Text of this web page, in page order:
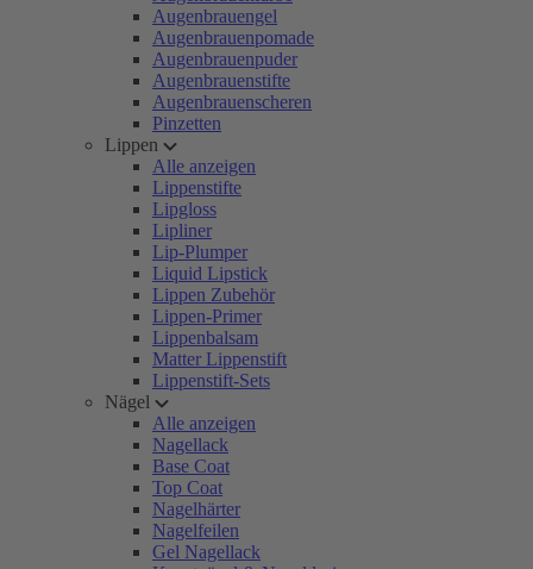
Augenbrauengel
Augenbrauenpomade
Augenbrauenpuder
Augenbrauenstifte
Augenbrauenscheren
Pinzetten
Lippen
Alle anzeigen
Lippenstifte
Lipgloss
Lipliner
Lip-Plumper
Liquid Lipstick
Lippen Zubehör
Lippen-Primer
Lippenbalsam
Matter Lippenstift
Lippenstift-Sets
Nägel
Alle anzeigen
Nagellack
Base Coat
Top Coat
Nagelhärter
Nagelfeilen
Gel Nagellack